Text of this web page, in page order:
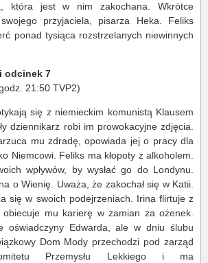
która jest w nim zakochana. Wkrótce
przyjaciela, pisarza Heka. Feliks
ponad tysiąca rozstrzelanych niewinnych
odcinek 7
21:50 TVP2)
się z niemieckim komunistą Klausem
dziennikarz robi im prowokacyjne zdjęcia.
mu zdradę, opowiada jej o pracy dla
Niemcowi. Feliks ma kłopoty z alkoholem.
wpływów, by wysłać go do Londynu.
o Wienię. Uważa, że zakochał się w Katii.
się w swoich podejrzeniach. Irina flirtuje z
mu karierę w zamian za ożenek.
oświadczyny Edwarda, ale w dniu ślubu
Dom Mody przechodzi pod zarząd
Przemysłu Lekkiego i ma